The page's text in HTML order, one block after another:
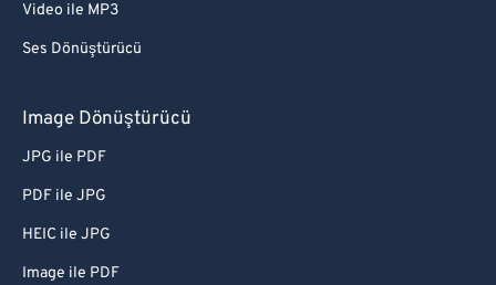
Video ile MP3
Ses Dönüştürücü
Image Dönüştürücü
JPG ile PDF
PDF ile JPG
HEIC ile JPG
Image ile PDF